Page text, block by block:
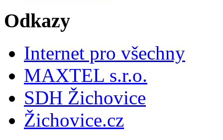
Odkazy
Internet pro všechny
MAXTEL s.r.o.
SDH Žichovice
Žichovice.cz